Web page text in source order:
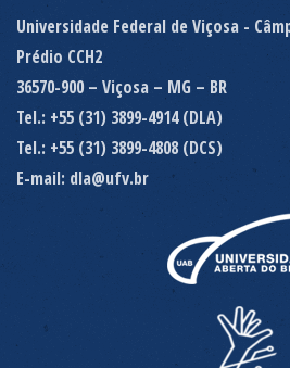
Universidade Federal de Viçosa -
Prédio CCH2
36570-900 – Viçosa – MG – BR
Tel.: +55 (31) 3899-4914 (DLA)
Tel.: +55 (31) 3899-4808 (DCS)
E-mail: dla@ufv.br